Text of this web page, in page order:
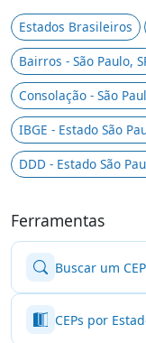
Estados Brasileiros
Bairros - São Paulo,
Consolação - São
IBGE - Estado São
DDD - Estado São
Ferramentas
Buscar um CEP
CEPs por